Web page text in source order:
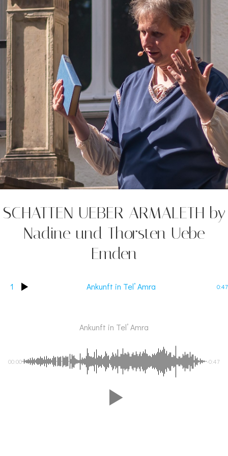
SCHATTEN UEBER ARMALETH by
Nadine und Thorsten Uebe
Emden
1 Ankunft in Tel’ Amra 0:47
Ankunft in Tel’ Amra
00:00 -0:47